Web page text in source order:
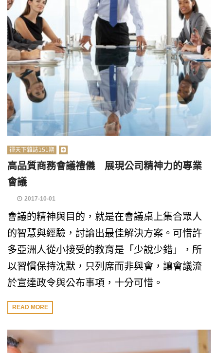
禪天下雜誌151期
高品質商務會議禮儀 展現公司精神力的專業
會議
2017-10-01
會議的精神與目的，就是在會議桌上集合眾人
的智慧與經驗，討論出最佳解決方案。可惜許
多亞洲人從小接受的教育是「少說少錯」，所
以習慣保持沈默，只列席而非與會，讓會議流
於宣達政令與公布事項，十分可惜。
READ MORE